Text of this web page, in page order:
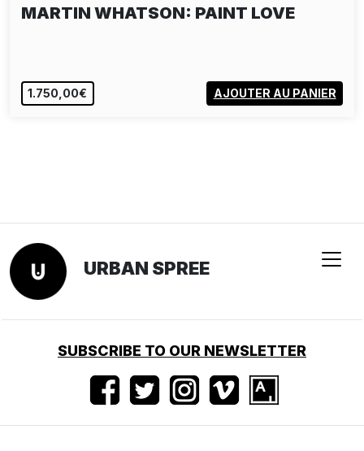
MARTIN WHATSON: PAINT LOVE
1.750,00€ AJOUTER AU PANIER
URBAN SPREE
SUBSCRIBE TO OUR NEWSLETTER